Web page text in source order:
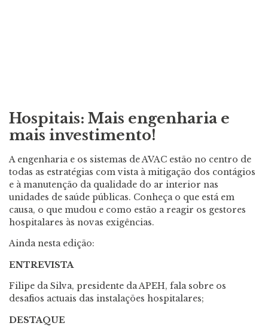
Hospitais: Mais engenharia e
mais investimento!
A engenharia e os sistemas de AVAC estão no centro de
todas as estratégias com vista à mitigação dos contágios
e à manutenção da qualidade do ar interior nas
unidades de saúde públicas. Conheça o que está em
causa, o que mudou e como estão a reagir os gestores
hospitalares às novas exigências.
Ainda nesta edição:
ENTREVISTA
Filipe da Silva, presidente da APEH, fala sobre os
desafios actuais das instalações hospitalares;
DESTAQUE